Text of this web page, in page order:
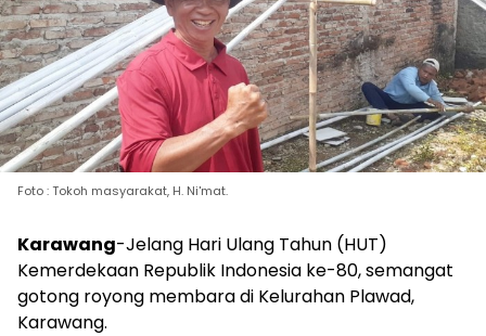
Foto : Tokoh masyarakat, H. Ni'mat.
Karawang-Jelang Hari Ulang Tahun (HUT)
Kemerdekaan Republik Indonesia ke-80, semangat
gotong royong membara di Kelurahan Plawad,
Karawang.